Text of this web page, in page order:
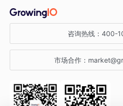
金融行业
获客分析
增长公开课
增长博客
开发者文档
关于 GrowingIO
增长大会
行业活动
咨询热线： 400-
市场合作：